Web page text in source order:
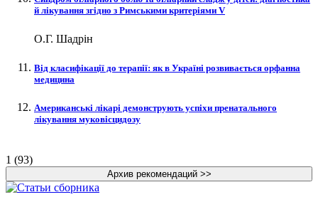
й лікування згідно з Римськими критеріями V
О.Г. Шадрін
Від класифікації до терапії: як в Україні розвивається орфанна
медицина
Американські лікарі демонструють успіхи пренатального
лікування муковісцидозу
1 (93)